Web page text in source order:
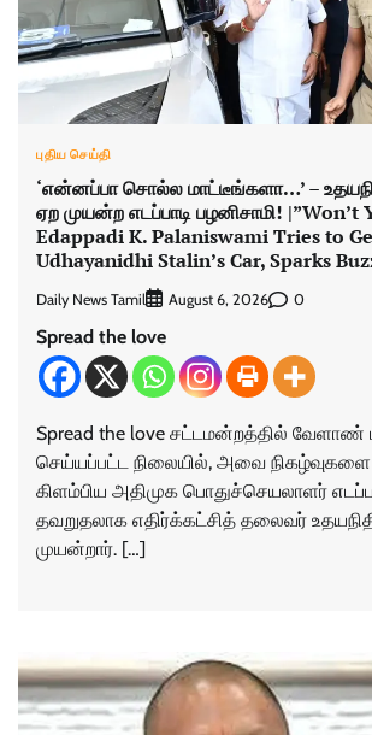
புதிய செய்தி
‘என்னப்பா சொல்ல மாட்டீங்களா…’ –
ஏற முயன்ற எடப்பாடி பழனிசாமி! |”Won’t
Edappadi K. Palaniswami Tries to
Udhayanidhi Stalin’s Car, Sparks
Daily News Tamil August 6, 2026 0
Spread the love
Spread the love சட்டமன்றத்தில்
செய்யப்பட்ட நிலையில், அவை நிகழ்வுகளை
கிளம்பிய அதிமுக பொதுச்செயலாளர்
தவறுதலாக எதிர்க்கட்சித் தலைவர்
முயன்றார். […]